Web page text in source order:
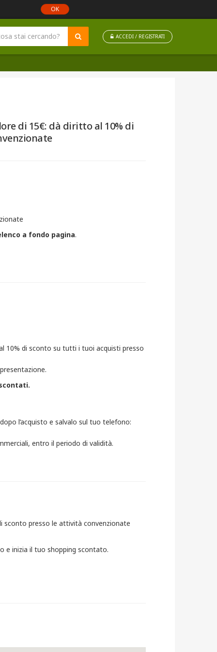
OK
ACCEDI / REGISTRATI
di 15€: dà diritto al 10% di
a fondo pagina.
10% di sconto su tutti i tuoi acquisti presso
l’acquisto e salvalo sul tuo telefono:
entro il periodo di validità.
sconto presso le attività convenzionate
e inizia il tuo shopping scontato.